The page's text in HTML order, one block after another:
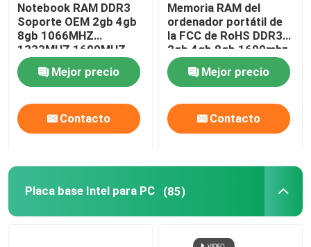
Notebook RAM DDR3
Soporte OEM 2gb 4gb
8gb 1066MHZ
1333MHZ 1600MHZ
Memoria
Mejor precio
Contacto
Memoria RAM del
ordenador portátil de
la FCC de RoHS DDR3
2gb 4gb 8gb 1600mhz
1333mhz PC3L-12800
Mejor precio
Contacto
Placa base Intel para PC (85)